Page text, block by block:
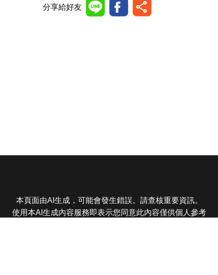
分享給好友
本頁面由AI生成，可能會發生錯誤。請查核重要資訊。
使用本AI生成內容服務即表示您同意此內容僅供個人參考